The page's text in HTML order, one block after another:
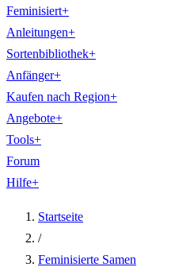
Feminisiert+
Anleitungen+
Sortenbibliothek+
Anfänger+
Kaufen nach Region+
Angebote+
Tools+
Forum
Hilfe+
Startseite
/
Feminisierte Samen